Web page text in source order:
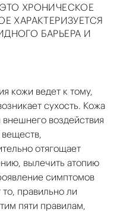
ХРОНИЧЕСКОЕ
ХАРАКТЕРИЗУЕТСЯ
БАРЬЕРА И
кожи ведет к тому,
сухость. Кожа
воздействия
отягощает
вылечить атопию
симптомов
правильно ли
пяти правилам,